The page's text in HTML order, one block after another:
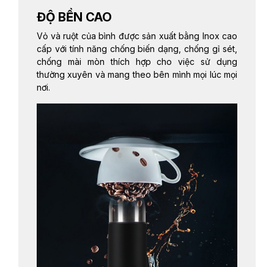
ĐỘ BỀN CAO
Vỏ và ruột của bình được sản xuất bằng Inox cao
cấp với tính năng chống biến dạng, chống gỉ sét,
chống mài mòn thích hợp cho việc sử dụng
thường xuyên và mang theo bên mình mọi lúc mọi
nơi.